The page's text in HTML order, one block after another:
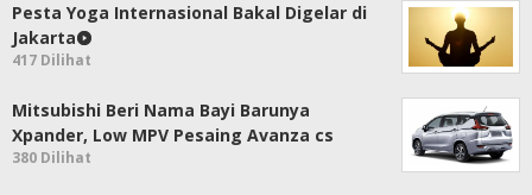
Pesta Yoga Internasional Bakal Digelar di
Jakarta
417 Dilihat
Mitsubishi Beri Nama Bayi Barunya
Xpander, Low MPV Pesaing Avanza cs
380 Dilihat